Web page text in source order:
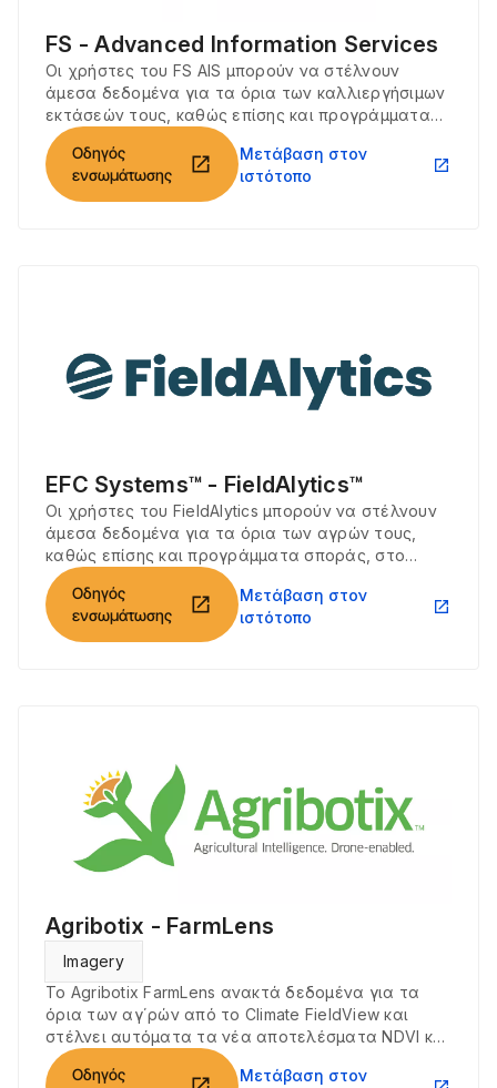
FS - Advanced Information Services
Οι χρήστες του FS AIS μπορούν να στέλνουν
άμεσα δεδομένα για τα όρια των καλλιεργήσιμων
εκτάσεών τους, καθώς επίσης και προγράμματα
σποράς, στο Climate FieldView και να ανακτούν
αρχεία φύτευσης και συγκομιδής από το Climate
FieldView.
Οδηγός
ενσωμάτωσης
open_in_new
Μετάβαση στον
ιστότοπο
open_in_new
EFC Systems™ - FieldAlytics™
Οι χρήστες του FieldAlytics μπορούν να στέλνουν
άμεσα δεδομένα για τα όρια των αγρών τους,
καθώς επίσης και προγράμματα σποράς, στο
Climate FieldView και να ανακτούν αρχεία
σποράςκαι συγκομιδής από το Climate FieldView.
Οδηγός
ενσωμάτωσης
open_in_new
Μετάβαση στον
ιστότοπο
open_in_new
Agribotix - FarmLens
Imagery
Το Agribotix FarmLens ανακτά δεδομένα για τα
όρια των αγ΄ρών από το Climate FieldView και
στέλνει αυτόματα τα νέα αποτελέσματα NDVI και
RGB που έχουν προκύψει με τη χρήση drone στο
Climate FieldView.
Οδηγός
Μετάβαση στον